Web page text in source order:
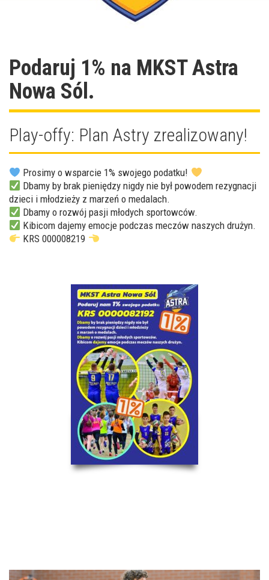
Podaruj 1% na MKST Astra
Nowa Sól.
Play-offy: Plan Astry zrealizowany!
Prosimy o wsparcie 1% swojego podatku!
Dbamy by brak pieniędzy nigdy nie był powodem rezygnacji
dzieci i młodzieży z marzeń o medalach.
Dbamy o rozwój pasji młodych sportowców.
Kibicom dajemy emocje podczas meczów naszych drużyn.
KRS 000008219